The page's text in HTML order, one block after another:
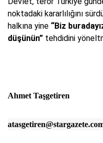
noktadaki kararlılığını
halkına yine “Biz
düşünün” tehdidini
Ahmet Taşgetiren